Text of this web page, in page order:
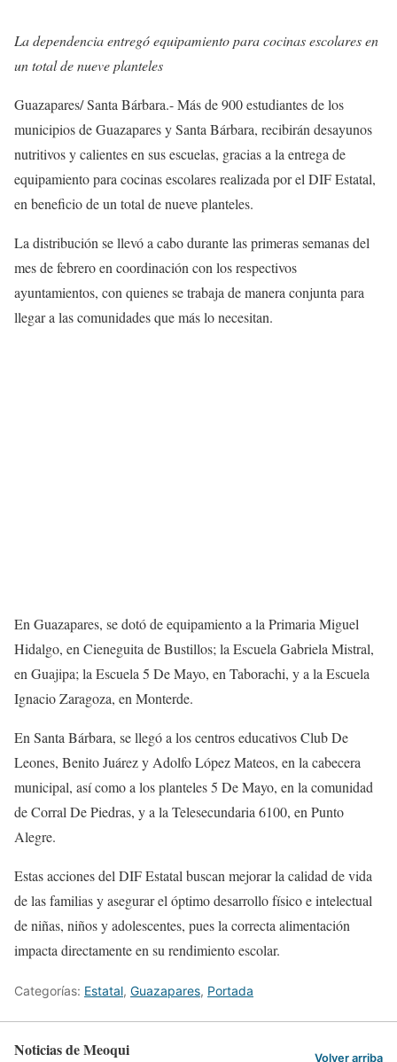
La dependencia entregó equipamiento para cocinas escolares en
un total de nueve planteles
Guazapares/ Santa Bárbara.- Más de 900 estudiantes de los
municipios de Guazapares y Santa Bárbara, recibirán desayunos
nutritivos y calientes en sus escuelas, gracias a la entrega de
equipamiento para cocinas escolares realizada por el DIF Estatal,
en beneficio de un total de nueve planteles.
La distribución se llevó a cabo durante las primeras semanas del
mes de febrero en coordinación con los respectivos
ayuntamientos, con quienes se trabaja de manera conjunta para
llegar a las comunidades que más lo necesitan.
En Guazapares, se dotó de equipamiento a la Primaria Miguel
Hidalgo, en Cieneguita de Bustillos; la Escuela Gabriela Mistral,
en Guajipa; la Escuela 5 De Mayo, en Taborachi, y a la Escuela
Ignacio Zaragoza, en Monterde.
En Santa Bárbara, se llegó a los centros educativos Club De
Leones, Benito Juárez y Adolfo López Mateos, en la cabecera
municipal, así como a los planteles 5 De Mayo, en la comunidad
de Corral De Piedras, y a la Telesecundaria 6100, en Punto
Alegre.
Estas acciones del DIF Estatal buscan mejorar la calidad de vida
de las familias y asegurar el óptimo desarrollo físico e intelectual
de niñas, niños y adolescentes, pues la correcta alimentación
impacta directamente en su rendimiento escolar.
Categorías: Estatal, Guazapares, Portada
Noticias de Meoqui Volver arriba